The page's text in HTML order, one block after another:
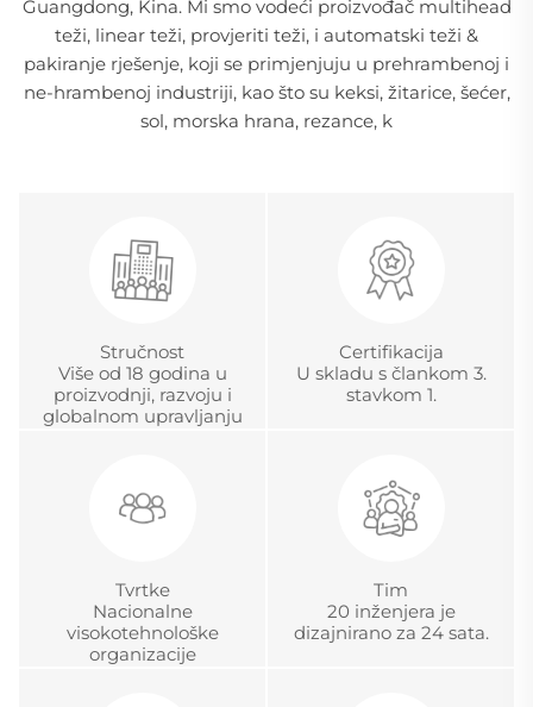
Guangdong, Kina. Mi smo vodeći proizvođač multihead
teži, linear teži, provjeriti teži, i automatski teži &
pakiranje rješenje, koji se primjenjuju u prehrambenoj i
ne-hrambenoj industriji, kao što su keksi, žitarice, šećer,
sol, morska hrana, rezance, k
Stručnost
Više od 18 godina u
proizvodnji, razvoju i
globalnom upravljanju
Certifikacija
U skladu s člankom 3.
stavkom 1.
Tvrtke
Nacionalne
visokotehnološke
organizacije
Tim
20 inženjera je
dizajnirano za 24 sata.